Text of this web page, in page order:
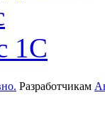
1С
Разработчикам